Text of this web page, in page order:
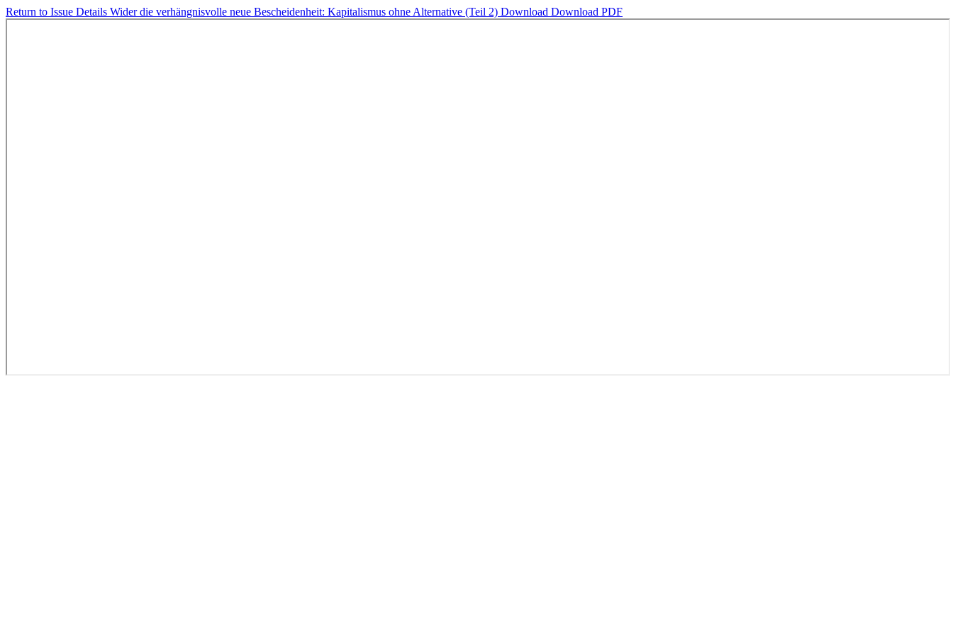
Return to Issue Details Wider die verhängnisvolle neue Bescheidenheit: Kapitalismus ohne Alternative (Teil 2) Download Download PDF